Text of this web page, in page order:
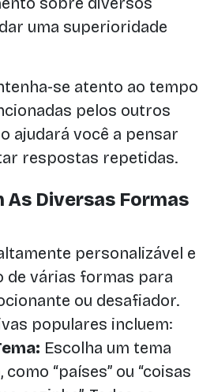
uma superioridade
se atento ao tempo
pelos outros
ajudará você a pensar
respostas repetidas.
As Diversas Formas
personalizável e
de várias formas para
ou desafiador.
populares incluem:
Escolha um tema
“países” ou “coisas